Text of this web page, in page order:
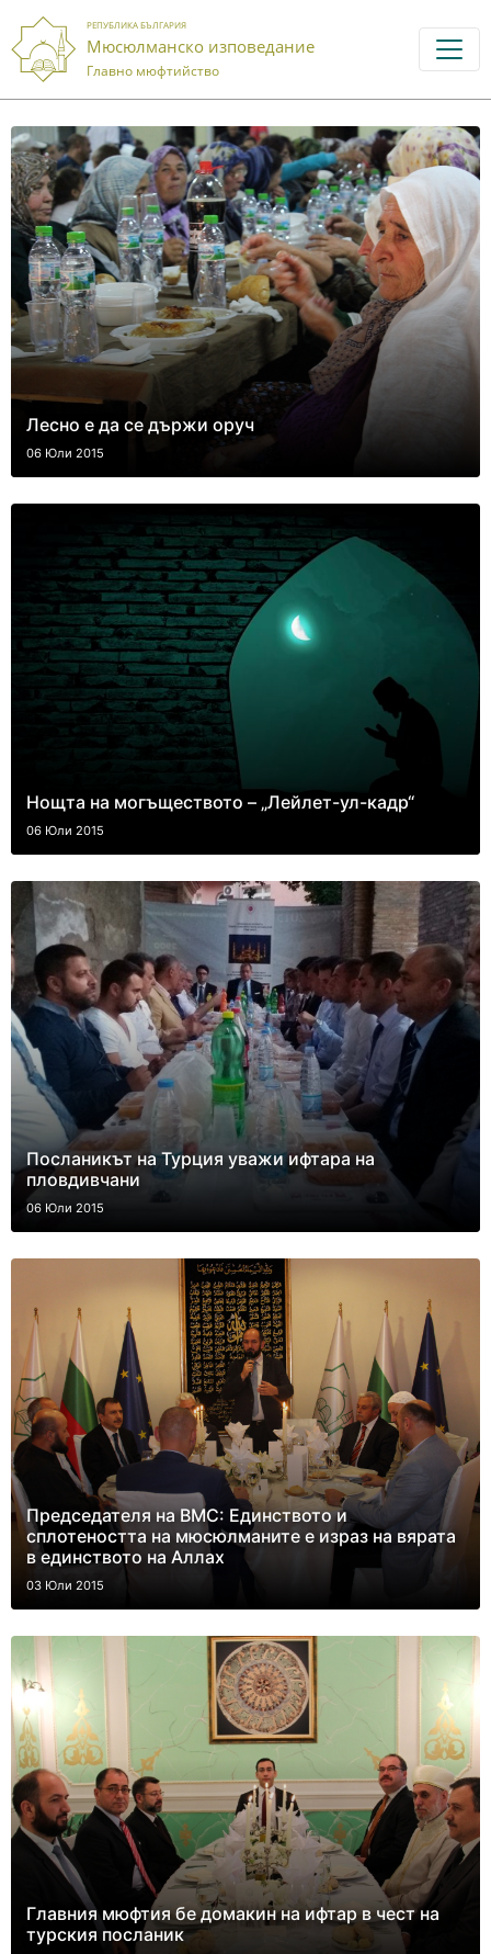
РЕПУБЛИКА БЪЛГАРИЯ
Мюсюлманско изповедание
Главно мюфтийство
Лесно е да се държи оруч
06 Юли 2015
Нощта на могъществото – „Лейлет-ул-кадр“
06 Юли 2015
Посланикът на Турция уважи ифтара на
пловдивчани
06 Юли 2015
Председателя на ВМС: Единството и
сплотеността на мюсюлманите е израз на вярата
в единството на Аллах
03 Юли 2015
Главния мюфтия бе домакин на ифтар в чест на
турския посланик